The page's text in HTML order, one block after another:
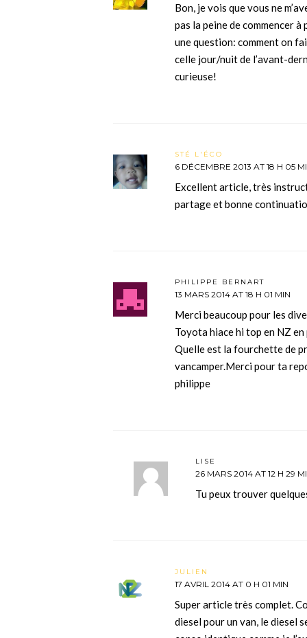
Bon, je vois que vous ne
pas la peine de commencer
une question: comment on
celle jour/nuit de l’avant-
curieuse!
STÉ L'ÉCO
6 DÉCEMBRE 2013 AT 18 H 05
Excellent article, très
partage et bonne
PHILIPPE BERNART
13 MARS 2014 AT 18 H 01 MIN
Merci beaucoup pour les
Toyota hiace hi top en NZ
Quelle est la fourchette de
vancamper.Merci pour ta
philippe
LISE
26 MARS 2014 AT 12 H 29
Tu peux trouver
JULIEN
17 AVRIL 2014 AT 0 H 01 MIN
Super article très complet.
diesel pour un van, le diesel